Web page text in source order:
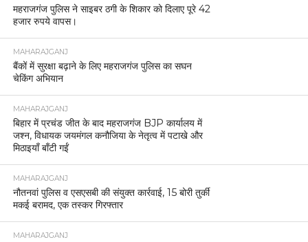
महराजगंज पुलिस ने साइबर ठगी के शिकार को दिलाए पूरे 42
हजार रुपये वापस।
MAHARAJGANJ
बैंकों में सुरक्षा बढ़ाने के लिए महराजगंज पुलिस का सघन
चेकिंग अभियान
MAHARAJGANJ
बिहार में प्रचंड जीत के बाद महराजगंज BJP कार्यालय में
जश्न, विधायक जयमंगल कनौजिया के नेतृत्व में पटाखे और
मिठाइयाँ बाँटी गईं
MAHARAJGANJ
नौतनवां पुलिस व एसएसबी की संयुक्त कार्रवाई, 15 बोरी तुर्की
मकई बरामद, एक तस्कर गिरफ्तार
MAHARAJGANJ